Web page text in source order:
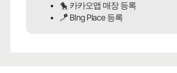
🐤 카카오맵 매장 등록
🪁 BIng Place 등록